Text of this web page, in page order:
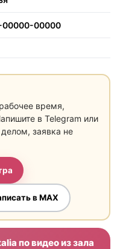
00000-00000
время,
в Telegram или
заявка не
в MAX
по видео из зала